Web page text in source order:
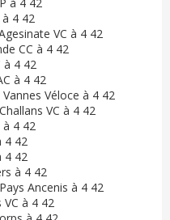
à 4 42
VC à 4 42
CC à 4 42
à 4 42
à 4 42
Véloce à 4 42
VC à 4 42
à 4 42
4 42
4 42
à 4 42
Ancenis à 4 42
VC à 4 42